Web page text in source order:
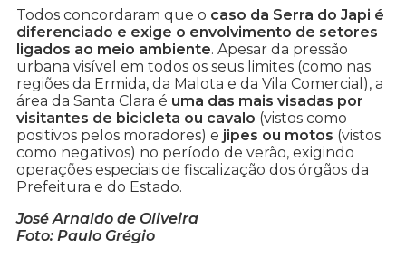
Todos concordaram que o caso da Serra do Japi é
diferenciado e exige o envolvimento de setores
ligados ao meio ambiente. Apesar da pressão
urbana visível em todos os seus limites (como nas
regiões da Ermida, da Malota e da Vila Comercial), a
área da Santa Clara é uma das mais visadas por
visitantes de bicicleta ou cavalo (vistos como
positivos pelos moradores) e jipes ou motos (vistos
como negativos) no período de verão, exigindo
operações especiais de fiscalização dos órgãos da
Prefeitura e do Estado.
José Arnaldo de Oliveira
Foto: Paulo Grégio